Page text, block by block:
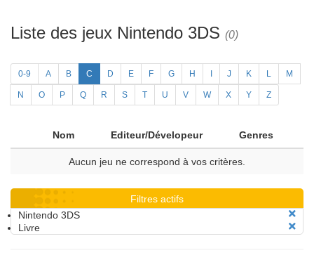
Liste des jeux Nintendo 3DS (0)
0-9 A B C D E F G H J K L M
N O P Q R S T U V W X Y Z
Nom Editeur/Dévelopeur Genres
Aucun jeu ne correspond à vos critères.
Filtres actifs
Nintendo 3DS
Livre